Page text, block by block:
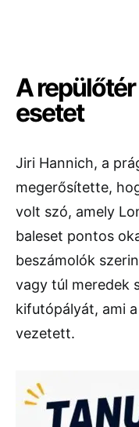
A
esetet
Jiri Hannich, a
megerősítette,
volt szó, amely
baleset pontos
beszámolók
vagy túl meredek
kifutópályát, ami
vezetett.